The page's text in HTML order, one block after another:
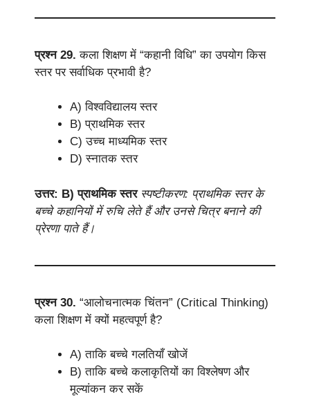
प्रश्न 29. कला शिक्षण में “कहानी विधि” का उपयोग किस
स्तर पर सर्वाधिक प्रभावी है?
A) विश्वविद्यालय स्तर
B) प्राथमिक स्तर
C) उच्च माध्यमिक स्तर
D) स्नातक स्तर
उत्तर: B) प्राथमिक स्तर स्पष्टीकरण: प्राथमिक स्तर के
बच्चे कहानियों में रुचि लेते हैं और उनसे चित्र बनाने की
प्रेरणा पाते हैं।
प्रश्न 30. “आलोचनात्मक चिंतन” (Critical Thinking)
कला शिक्षण में क्यों महत्वपूर्ण है?
A) ताकि बच्चे गलतियाँ खोजें
B) ताकि बच्चे कलाकृतियों का विश्लेषण और
मूल्यांकन कर सकें